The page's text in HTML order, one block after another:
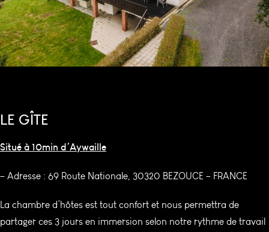
LE GÎTE
Situé à 10min d’Aywaille
– Adresse : 69 Route Nationale, 30320 BEZOUCE – FRANCE
La chambre d’hôtes est tout confort et nous permettra de
partager ces 3 jours en immersion selon notre rythme de travail